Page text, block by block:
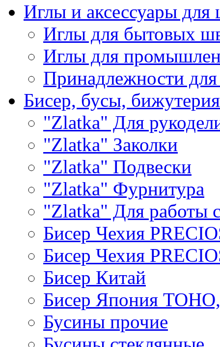
Иглы и аксессуары
Иглы для бытовых
Иглы для
Принадлежности
Бисер, бусы, бижутерия
"Zlatka" Для
"Zlatka" Заколки
"Zlatka" Подвески
"Zlatka" Фурнитура
"Zlatka" Для работы
Бисер Чехия
Бисер Чехия
Бисер Китай
Бисер Япония
Бусины прочие